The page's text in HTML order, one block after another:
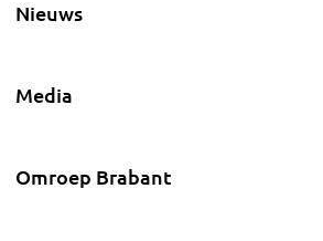
Nieuws
Media
Omroep Brabant